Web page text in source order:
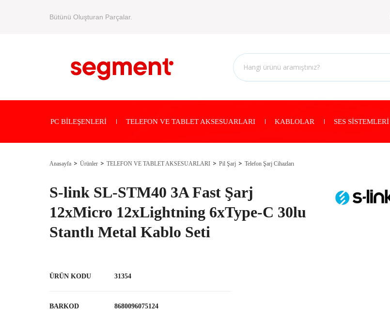
Bütünü Oluşturan Parçalar.
PC BİLEŞENLERİ TELEFON VE TABLET AKSESUARLARI KABLOLAR SES SİSTEMLERİ
Anasayfa Ürünler TELEFON VE TABLET AKSESUARLARI Pil Şarj Telefon Şarj Cihazları
S-link SL-STM40 3A Fast Şarj
12xMicro 12xLightning 6xType-C 30lu
Stantlı Metal Kablo Seti
ÜRÜN KODU 31354
BARKOD 8680096075124